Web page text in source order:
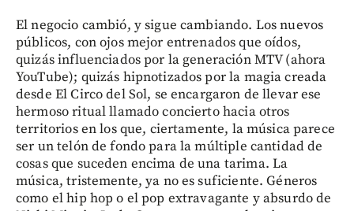
El negocio cambió, y sigue cambiando. Los nuevos
públicos, con ojos mejor entrenados que oídos,
quizás influenciados por la generación MTV (ahora
YouTube); quizás hipnotizados por la magia creada
desde El Circo del Sol, se encargaron de llevar ese
hermoso ritual llamado concierto hacia otros
territorios en los que, ciertamente, la música parece
ser un telón de fondo para la múltiple cantidad de
cosas que suceden encima de una tarima. La
música, tristemente, ya no es suficiente. Géneros
como el hip hop o el pop extravagante y absurdo de